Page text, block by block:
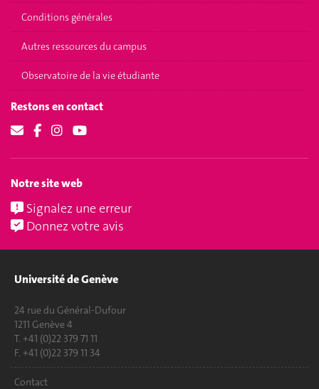
Conditions générales
Autres ressources du campus
Observatoire de la vie étudiante
Restons en contact
Notre site web
Signalez une erreur
Donnez votre avis
Université de Genève
24 rue du Général-Dufour
1211 Genève 4
T. +41 (0)22 379 71 11
F. +41 (0)22 379 11 34
Contact